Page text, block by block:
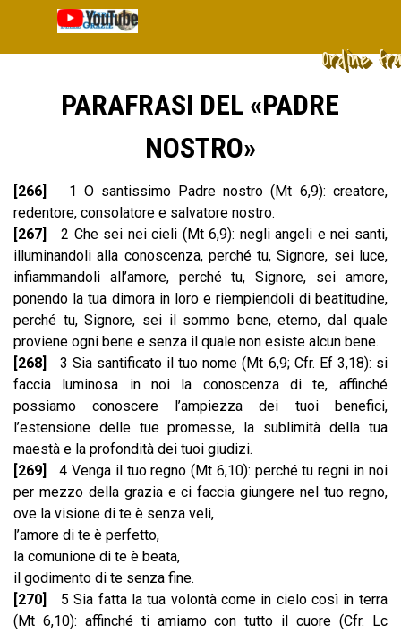
Vai ai contenuti
Salta menù
Ordine
PARAFRASI DEL «PADRE
NOSTRO»
[266] 1 O santissimo Padre nostro (Mt 6,9): creatore,
redentore, consolatore e salvatore nostro.
[267]2 Che sei nei cieli (Mt 6,9): negli angeli e nei santi,
illuminandoli alla conoscenza, perché tu, Signore, sei luce,
infiammandoli all’amore, perché tu, Signore, sei amore,
ponendo la tua dimora in loro e riempiendoli di beatitudine,
perché tu, Signore, sei il sommo bene, eterno, dal quale
proviene ogni bene e senza il quale non esiste alcun bene.
[268]3 Sia santificato il tuo nome (Mt 6,9; Cfr. Ef 3,18): si
faccia luminosa in noi la conoscenza di te, affinché
possiamo conoscere l’ampiezza dei tuoi benefici,
l’estensione delle tue promesse, la sublimità della tua
maestà e la profondità dei tuoi giudizi.
[269]4 Venga il tuo regno (Mt 6,10): perché tu regni in noi
per mezzo della grazia e ci faccia giungere nel tuo regno,
ove la visione di te è senza veli,
l’amore di te è perfetto,
la comunione di te è beata,
il godimento di te senza fine.
[270] 5 Sia fatta la tua volontà come in cielo così in terra
(Mt 6,10): affinché ti amiamo con tutto il cuore (Cfr. Lc